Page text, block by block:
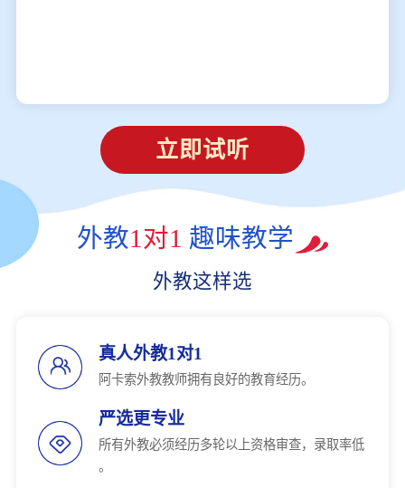
立即试听
外教1对1 趣味教学
外教这样选
真人外教1对1
阿卡索外教教师拥有良好的教育经历。
严选更专业
所有外教必须经历多轮以上资格审查，录取率低
。